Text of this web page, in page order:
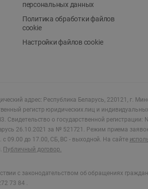
персональных данных
Политика обработки файлов
cookie
Настройки файлов cookie
адрес: Республика Беларусь, 220121, г.
регистр юридических лиц и
Свидетельство о государственной регистрации:
26.10.2021 за № 521721. Режим приема
09.00 до 17.00, СБ, ВС - выходной. На сайте
Публичный договор.
с законодательством об обращениях
73 84 .